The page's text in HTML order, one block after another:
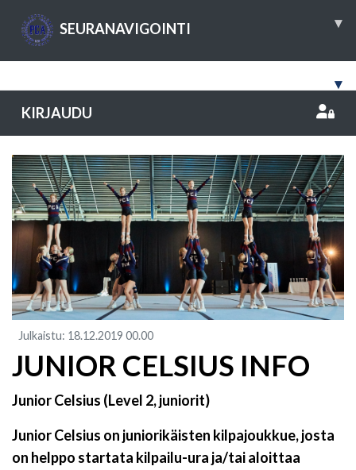
SEURANAVIGOINTI ▾
▾
KIRJAUDU
Julkaistu: 18.12.2019 00.00
JUNIOR CELSIUS INFO
Junior Celsius (Level 2, juniorit)
Junior Celsius on juniorikäisten kilpajoukkue, josta
on helppo startata kilpailu-ura ja/tai aloittaa